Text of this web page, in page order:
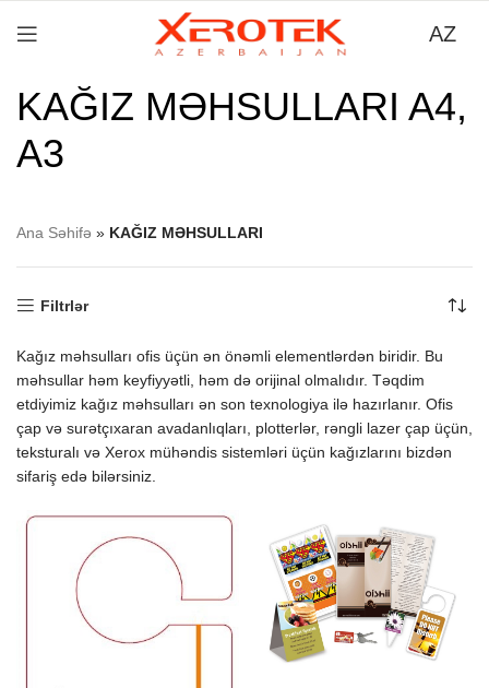
AZ
KAĞIZ MƏHSULLARI A4,
A3
Ana Səhifə » KAĞIZ MƏHSULLARI
Filtrlər
Kağız məhsulları ofis üçün ən önəmli elementlərdən biridir. Bu
məhsullar həm keyfiyyətli, həm də orijinal olmalıdır. Təqdim
etdiyimiz kağız məhsulları ən son texnologiya ilə hazırlanır. Ofis
çap və surətçıxaran avadanlıqları, plotterlər, rəngli lazer çap üçün,
teksturalı və Xerox mühəndis sistemləri üçün kağızlarını bizdən
sifariş edə bilərsiniz.